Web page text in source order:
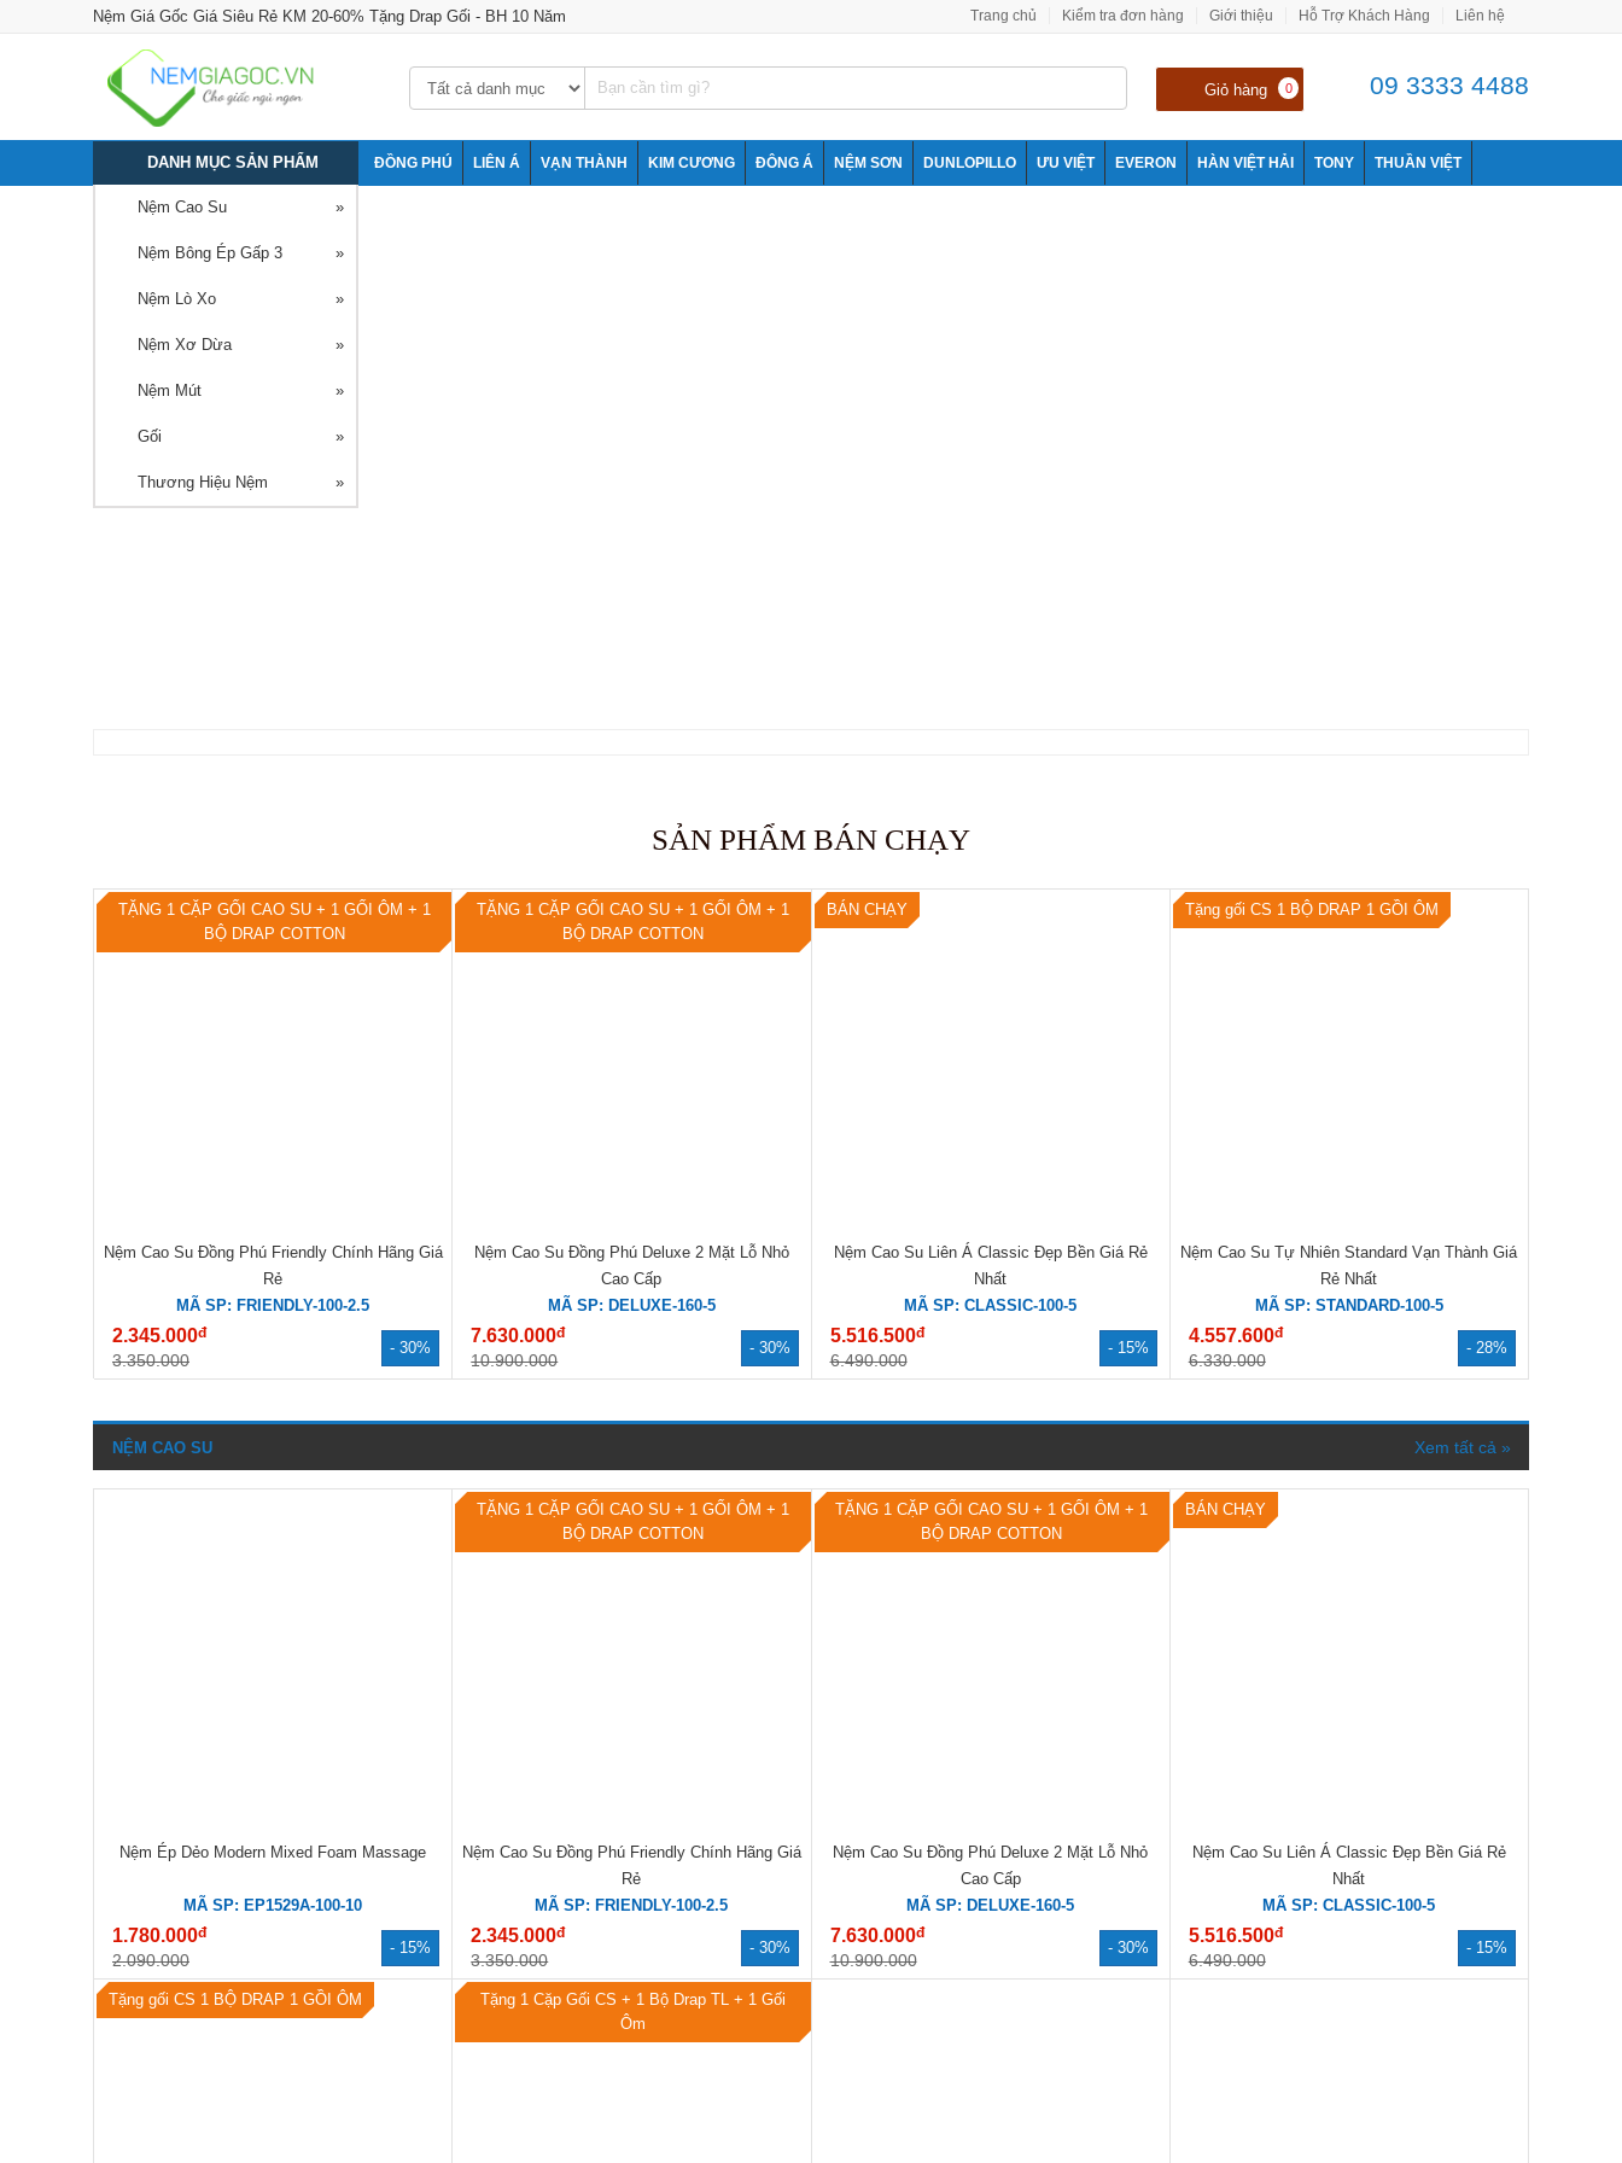
Nệm Giá Gốc Giá Siêu Rẻ KM 20-60% Tặng Drap Gối - BH 10 Năm Trang chủ Kiểm tra đơn hàng Giới thiệu Hỗ Trợ Khách Hàng Liên hệ
Giỏ hàng 0 09 3333 4488
DANH MỤC SẢN PHẨM
Nệm Cao Su
Nệm Bông Ép Gấp 3
Nệm Lò Xo
Nệm Xơ Dừa
Nệm Mút
Gối
Thương Hiệu Nệm
ĐỒNG PHÚ LIÊN Á VẠN THÀNH KIM CƯƠNG ĐÔNG Á NỆM SƠN DUNLOPILLO ƯU VIỆT EVERON HÀN VIỆT HẢI TONY THUẦN VIỆT
SẢN PHẨM BÁN CHẠY
TẶNG 1 CẶP GỐI CAO SU + 1 GỐI ÔM + 1
BỘ DRAP COTTON
- 30%
Nệm Cao Su Đồng Phú Friendly Chính Hãng Giá
Rẻ
MÃ SP: FRIENDLY-100-2.5
2.345.000đ
3.350.000
TẶNG 1 CẶP GỐI CAO SU + 1 GỐI ÔM + 1
BỘ DRAP COTTON
- 30%
Nệm Cao Su Đồng Phú Deluxe 2 Mặt Lỗ Nhỏ
Cao Cấp
MÃ SP: DELUXE-160-5
7.630.000đ
10.900.000
BÁN CHẠY
- 15%
Nệm Cao Su Liên Á Classic Đẹp Bền Giá Rẻ
Nhất
MÃ SP: CLASSIC-100-5
5.516.500đ
6.490.000
Tặng gối CS 1 BỘ DRAP 1 GỒI ÔM
- 28%
Nệm Cao Su Tự Nhiên Standard Vạn Thành Giá
Rẻ Nhất
MÃ SP: STANDARD-100-5
4.557.600đ
6.330.000
NỆM CAO SU Xem tất cả »
- 15%
Nệm Ép Dẻo Modern Mixed Foam Massage
MÃ SP: EP1529A-100-10
1.780.000đ
2.090.000
TẶNG 1 CẶP GỐI CAO SU + 1 GỐI ÔM + 1
BỘ DRAP COTTON
- 30%
Nệm Cao Su Đồng Phú Friendly Chính Hãng Giá
Rẻ
MÃ SP: FRIENDLY-100-2.5
2.345.000đ
3.350.000
TẶNG 1 CẶP GỐI CAO SU + 1 GỐI ÔM + 1
BỘ DRAP COTTON
- 30%
Nệm Cao Su Đồng Phú Deluxe 2 Mặt Lỗ Nhỏ
Cao Cấp
MÃ SP: DELUXE-160-5
7.630.000đ
10.900.000
BÁN CHẠY
- 15%
Nệm Cao Su Liên Á Classic Đẹp Bền Giá Rẻ
Nhất
MÃ SP: CLASSIC-100-5
5.516.500đ
6.490.000
Tặng gối CS 1 BỘ DRAP 1 GỒI ÔM
Tặng 1 Cặp Gối CS + 1 Bộ Drap TL + 1 Gối
Ôm